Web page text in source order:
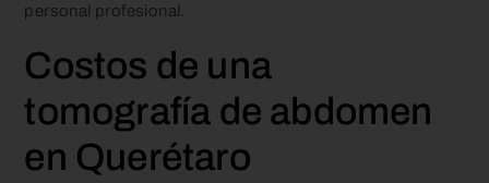
personal profesional.
Costos de una
tomografía de abdomen
en Querétaro